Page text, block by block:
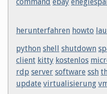
herunterfahren howto
python shell shutdown
client kitty kostenlos
rdp server software ssh
update virtualisierung